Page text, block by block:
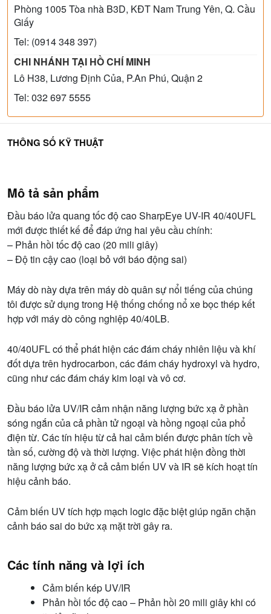
Phòng 1005 Tòa nhà B3D, KĐT Nam Trung Yên, Q. Cầu
Giấy
Tel: (0914 348 397)
CHI NHÁNH TẠI HỒ CHÍ MINH
Lô H38, Lương Định Của, P.An Phú, Quận 2
Tel: 032 697 5555
Mô tả sản phẩm
Đầu báo lửa quang tốc độ cao SharpEye UV-IR 40/40UFL
mới được thiết kế để đáp ứng hai yêu cầu chính:
– Phản hồi tốc độ cao (20 mili giây)
– Độ tin cậy cao (loại bỏ với báo động sai)
Máy dò này dựa trên máy dò quân sự nổi tiếng của chúng
tôi được sử dụng trong Hệ thống chống nổ xe bọc thép kết
hợp với máy dò công nghiệp 40/40LB.
40/40UFL có thể phát hiện các đám cháy nhiên liệu và khí
đốt dựa trên hydrocarbon, các đám cháy hydroxyl và hydro,
cũng như các đám cháy kim loại và vô cơ.
Đầu báo lửa UV/IR cảm nhận năng lượng bức xạ ở phần
sóng ngắn của cả phần tử ngoại và hồng ngoại của phổ
điện từ. Các tín hiệu từ cả hai cảm biến được phân tích về
tần số, cường độ và thời lượng. Việc phát hiện đồng thời
năng lượng bức xạ ở cả cảm biến UV và IR sẽ kích hoạt tín
hiệu cảnh báo.
Cảm biến UV tích hợp mạch logic đặc biệt giúp ngăn chặn
cảnh báo sai do bức xạ mặt trời gây ra.
Các tính năng và lợi ích
Cảm biến kép UV/IR
Phản hồi tốc độ cao – Phản hồi 20 mili giây khi có
THÔNG SỐ KỸ THUẬT